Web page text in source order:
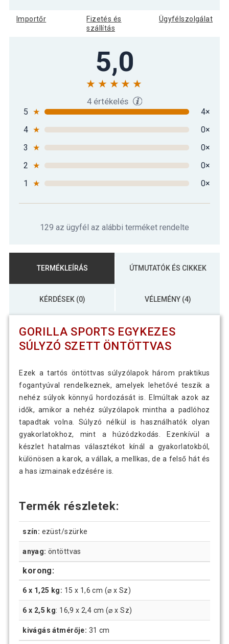
Importőr
Fizetés és
szállítás
Ügyfélszolgálat
5,0
4 értékelés
5 ★
4×
4 ★
0×
3
★
0×
2 ★
0×
1
★ 0×
129 az ügyfél az alábbi terméket rendelte
TERMÉKLEÍRÁS ÚTMUTATÓK ÉS CIKKEK
KÉRDÉSEK (0) VÉLEMÉNY (4)
GORILLA SPORTS EGYKEZES
SÚLYZÓ SZETT ÖNTÖTTVAS
Ezek a tartós öntöttvas súlyzólapok három praktikus
fogantyúval rendelkeznek, amelyek lehetővé teszik a
nehéz súlyok könnyű hordozását is. Elmúltak azok az
idők, amikor a nehéz súlyzólapok mintha a padlóhoz
tapadtak volna. Súlyzó nélkül is használhatók olyan
gyakorlatokhoz, mint a húzódzkodás. Ezenkívül a
készlet hatalmas választékot kínál a gyakorlatokból,
különösen a karok, a vállak, a mellkas, de a felső hát és
a has izmainak edzésére is.
Termék részletek:
szín: ezüst/szürke
anyag: öntöttvas
korong:
6 x 1,25 kg: 15 x 1,6 cm (⌀ x Sz)
6 x 2,5 kg: 16,9 x 2,4 cm (⌀ x Sz)
kivágás átmérője: 31 cm